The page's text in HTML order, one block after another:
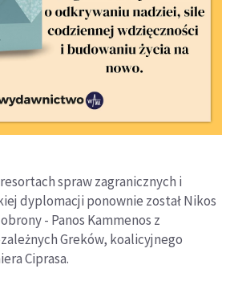
spraw zagranicznych i
dyplomacji ponownie został Nikos
- Panos Kammenos z
Greków, koalicyjnego
Ciprasa.